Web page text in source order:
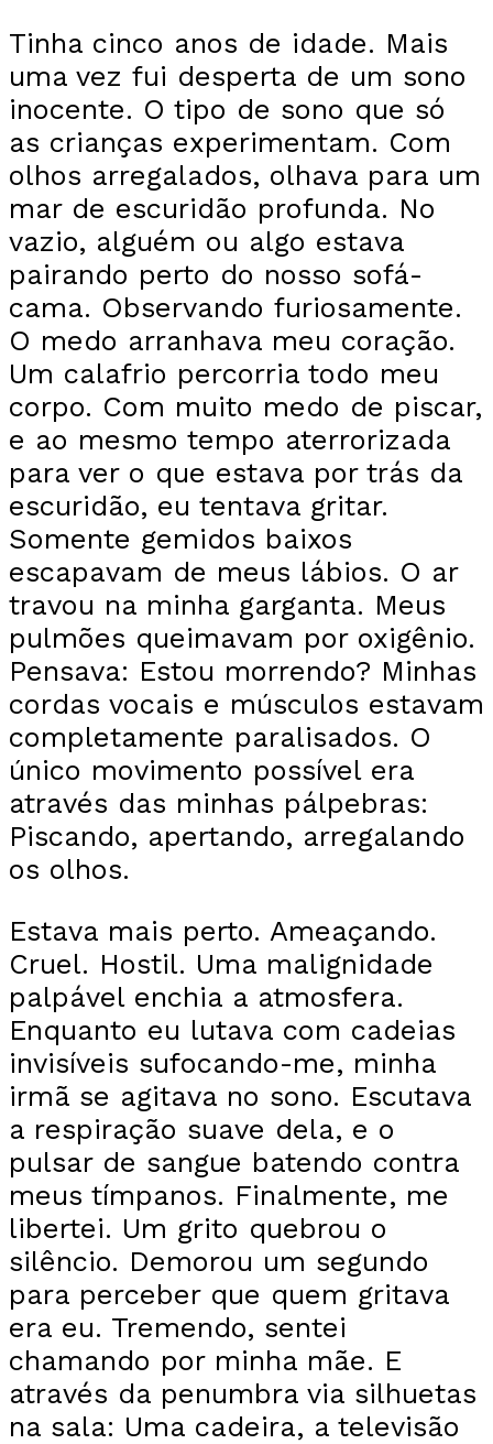
Tinha cinco anos de idade. Mais
uma vez fui desperta de um sono
inocente. O tipo de sono que só
as crianças experimentam. Com
olhos arregalados, olhava para um
mar de escuridão profunda. No
vazio, alguém ou algo estava
pairando perto do nosso sofá-
cama. Observando furiosamente.
O medo arranhava meu coração.
Um calafrio percorria todo meu
corpo. Com muito medo de piscar,
e ao mesmo tempo aterrorizada
para ver o que estava por trás da
escuridão, eu tentava gritar.
Somente gemidos baixos
escapavam de meus lábios. O ar
travou na minha garganta. Meus
pulmões queimavam por oxigênio.
Pensava: Estou morrendo? Minhas
cordas vocais e músculos estavam
completamente paralisados. O
único movimento possível era
através das minhas pálpebras:
Piscando, apertando, arregalando
os olhos.
Estava mais perto. Ameaçando.
Cruel. Hostil. Uma malignidade
palpável enchia a atmosfera.
Enquanto eu lutava com cadeias
invisíveis sufocando-me, minha
irmã se agitava no sono. Escutava
a respiração suave dela, e o
pulsar de sangue batendo contra
meus tímpanos. Finalmente, me
libertei. Um grito quebrou o
silêncio. Demorou um segundo
para perceber que quem gritava
era eu. Tremendo, sentei
chamando por minha mãe. E
através da penumbra via silhuetas
na sala: Uma cadeira, a televisão